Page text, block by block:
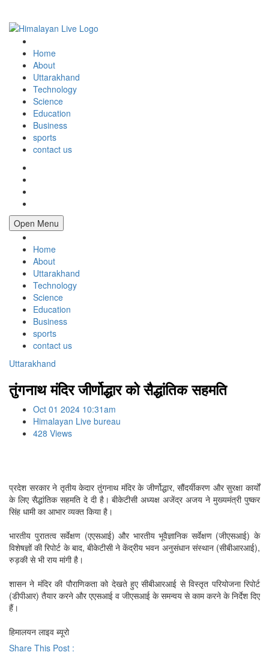
Home
About
Uttarakhand
Technology
Science
Education
Business
sports
contact us
Open Menu
Home
About
Uttarakhand
Technology
Science
Education
Business
sports
contact us
Uttarakhand
तुंगनाथ मंदिर जीर्णोद्धार को सैद्धांतिक सहमति
Oct 01 2024 10:31am
Himalayan Live bureau
428 Views
प्रदेश सरकार ने तृतीय केदार तुंगनाथ मंदिर के जीर्णोद्धार, सौंदर्यीकरण और सुरक्षा कार्यों
के लिए सैद्धांतिक सहमति दे दी है। बीकेटीसी अध्यक्ष अजेंद्र अजय ने मुख्यमंत्री पुष्कर
सिंह धामी का आभार व्यक्त किया है।
भारतीय पुरातत्व सर्वेक्षण (एएसआई) और भारतीय भूवैज्ञानिक सर्वेक्षण (जीएसआई) के
विशेषज्ञों की रिपोर्ट के बाद, बीकेटीसी ने केंद्रीय भवन अनुसंधान संस्थान (सीबीआरआई),
रुड़की से भी राय मांगी है।
शासन ने मंदिर की पौराणिकता को देखते हुए सीबीआरआई से विस्तृत परियोजना रिपोर्ट
(डीपीआर) तैयार करने और एएसआई व जीएसआई के समन्वय से काम करने के निर्देश दिए
हैं।
हिमालयन लाइव ब्यूरो
Share This Post :